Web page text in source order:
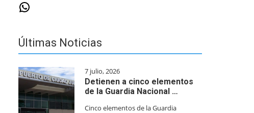
WhatsApp
Últimas Noticias
7 julio, 2026
Detienen a cinco elementos
de la Guardia Nacional …
Cinco elementos de la Guardia